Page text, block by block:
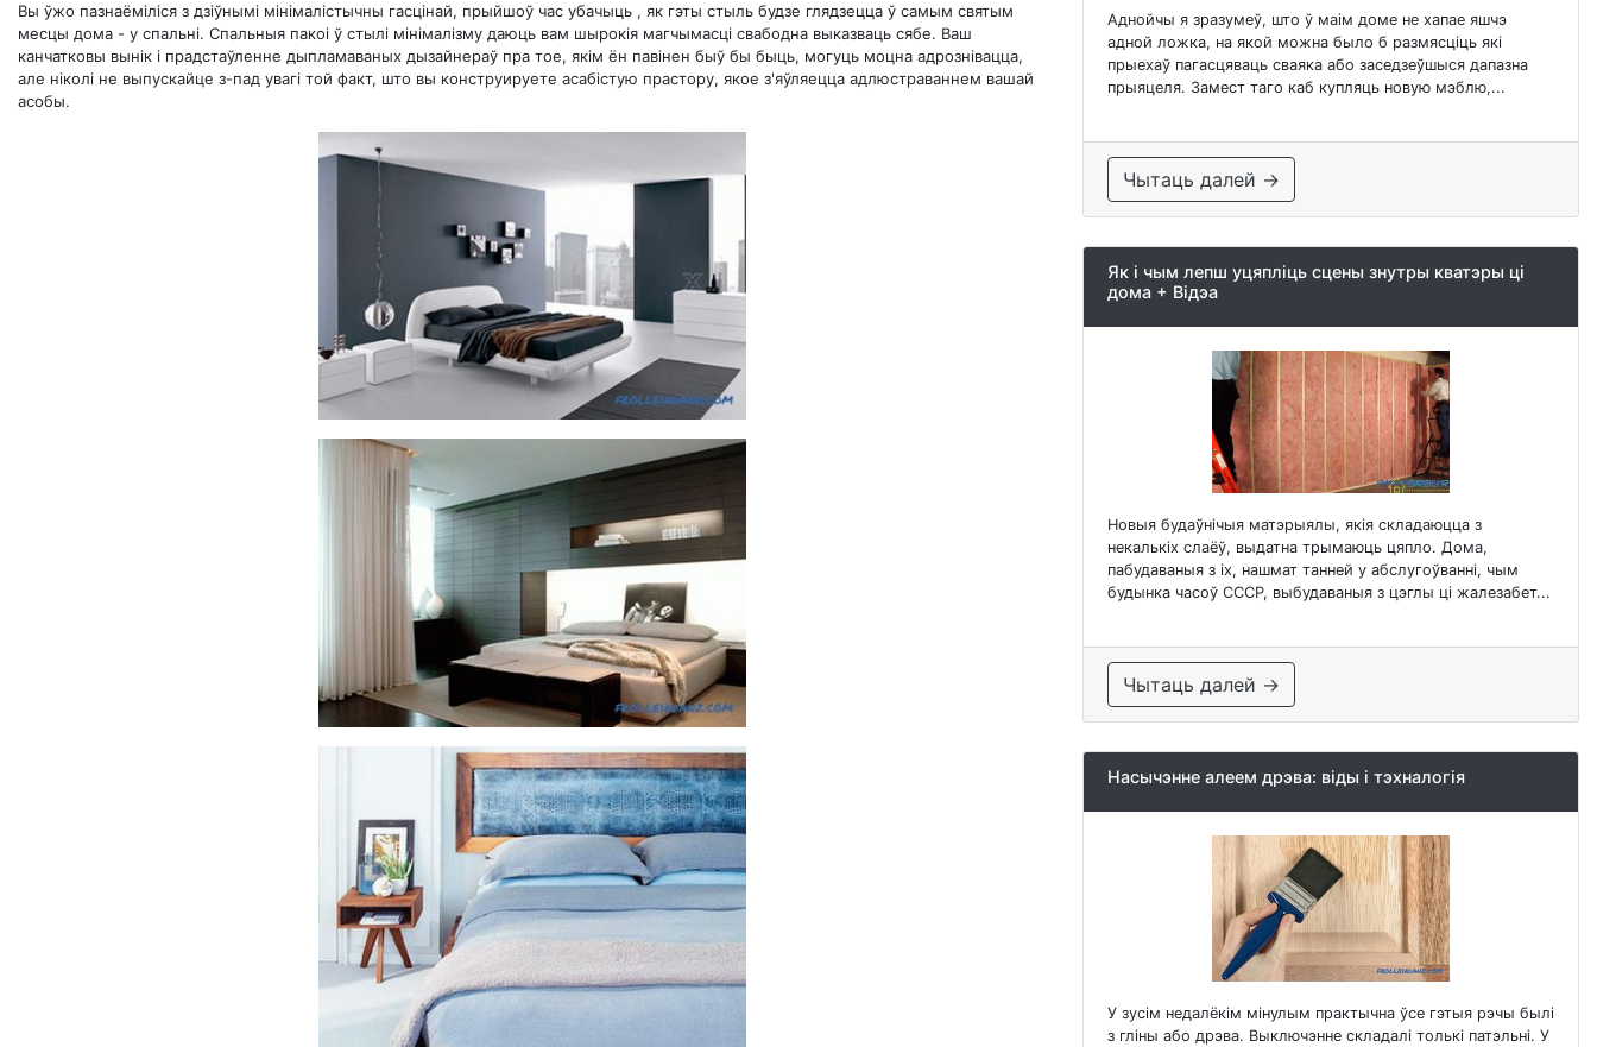
Вы ўжо пазнаёміліся з дзіўнымі мінімалістычны гасцінай, прыйшоў час убачыць , як гэты стыль будзе глядзецца ў самым святым
месцы дома - у спальні. Спальныя пакоі ў стылі мінімалізму даюць вам шырокія магчымасці свабодна выказваць сябе. Ваш
канчатковы вынік і прадстаўленне дыпламаваных дызайнераў пра тое, якім ён павінен быў бы быць, могуць моцна адрознівацца,
але ніколі не выпускайце з-пад увагі той факт, што вы конструируете асабістую прастору, якое з'яўляецца адлюстраваннем вашай
асобы.
Аднойчы я зразумеў, што ў маім доме не хапае яшчэ
адной ложка, на якой можна было б размясціць які
прыехаў пагасцяваць сваяка або заседзеўшыся дапазна
прыяцеля. Замест таго каб купляць новую мэблю,...
Чытаць далей →
Як і чым лепш уцяпліць сцены знутры кватэры ці
дома + Відэа
Новыя будаўнічыя матэрыялы, якія складаюцца з
некалькіх слаёў, выдатна трымаюць цяпло. Дома,
пабудаваныя з іх, нашмат танней у абслугоўванні, чым
будынка часоў СССР, выбудаваныя з цэглы ці жалезабет...
Чытаць далей →
Насычэнне алеем дрэва: віды і тэхналогія
У зусім недалёкім мінулым практычна ўсе гэтыя рэчы былі
з гліны або дрэва. Выключэнне складалі толькі патэльні. У